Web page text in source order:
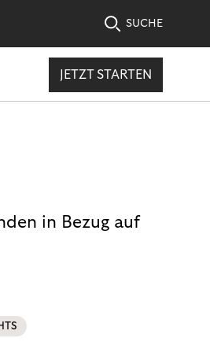
SUCHE
JETZT STARTEN
in Bezug auf